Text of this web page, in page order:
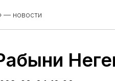
— новости